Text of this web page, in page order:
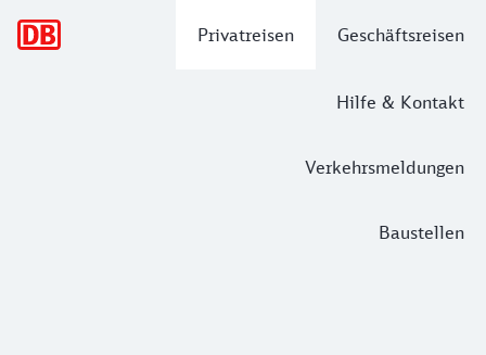
Privatreisen Geschäftsreisen
Hilfe & Kontakt
Verkehrsmeldungen
Baustellen